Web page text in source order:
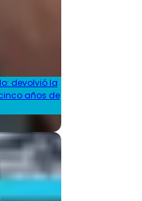
devolvió la
años de